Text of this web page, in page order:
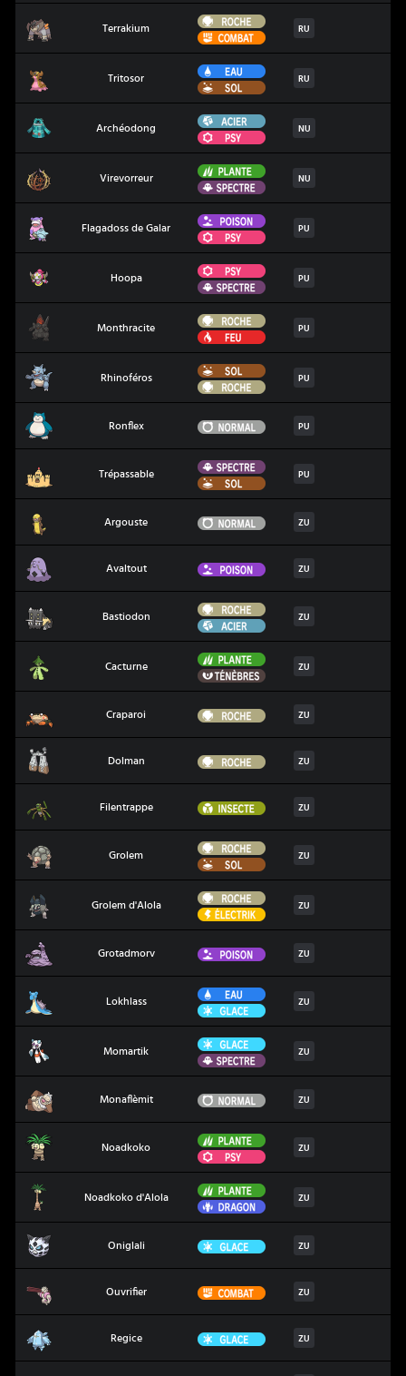
Terrakium
Roche
Combat
RU
Tritosor
Eau
Sol
RU
Archéodong
Acier
Psy
NU
Virevorreur
Plante
Spectre
NU
Flagadoss de Galar
Poison
Psy
PU
Hoopa
Psy
Spectre
PU
Monthracite
Roche
Feu
PU
Rhinoféros
Sol
Roche
PU
Ronflex NormalPU
Trépassable
Spectre
Sol
PU
Argouste NormalZU
Avaltout Poison ZU
Bastiodon
Roche
Acier
ZU
Cacturne
Plante
Ténèbres
ZU
Craparoi Roche ZU
Dolman Roche ZU
Filentrappe Insecte ZU
Grolem
Roche
Sol
ZU
Grolem d'Alola
Roche
Électrik
ZU
Grotadmorv Poison ZU
Lokhlass
Eau
Glace
ZU
Momartik
Glace
Spectre
ZU
Monaflèmit NormalZU
Noadkoko
Plante
Psy
ZU
Noadkoko d'Alola
Plante
Dragon
ZU
Oniglali Glace ZU
Ouvrifier CombatZU
Regice Glace ZU